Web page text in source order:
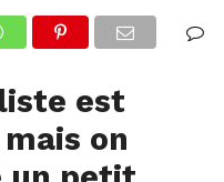
est
on